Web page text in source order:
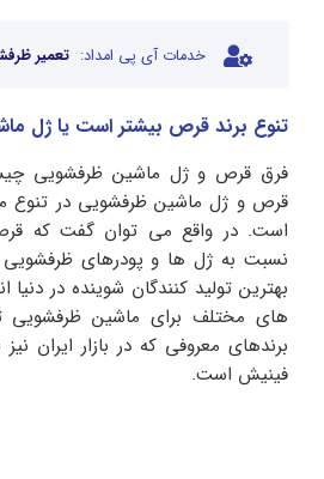
خدمات آی پی امداد: تعمیر
تنوع برند قرص بیشتر است یا ژل
فرق قرص و ژل ماشین ظرفشویی
قرص و ژل ماشین ظرفشویی در تنوع
است. در واقع می توان گفت که
نسبت به ژل ها و پودرهای
بهترین تولید کنندگان شوینده در دنیا
های مختلف برای ماشین ظرفشویی
برندهای معروفی که در بازار ایران
فینیش است.